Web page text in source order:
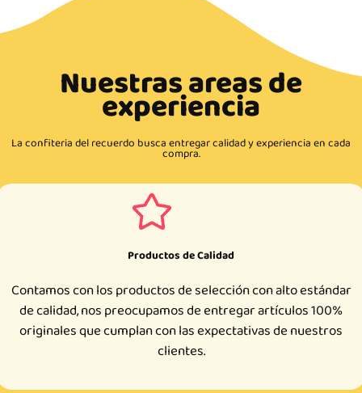
Nuestras areas de
experiencia
La confiteria del recuerdo busca entregar calidad y experiencia en cada
compra.
Productos de Calidad
Contamos con los productos de selección con alto estándar
de calidad, nos preocupamos de entregar artículos 100%
originales que cumplan con las expectativas de nuestros
clientes.